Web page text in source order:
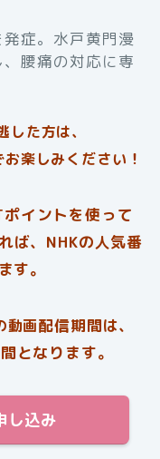
症。水戸黄門漫
腰痛の対応に専
した方は、
楽しみください！
イントを使って
ば、NHKの人気番
す。
動画配信期間は、
となります。
し込み